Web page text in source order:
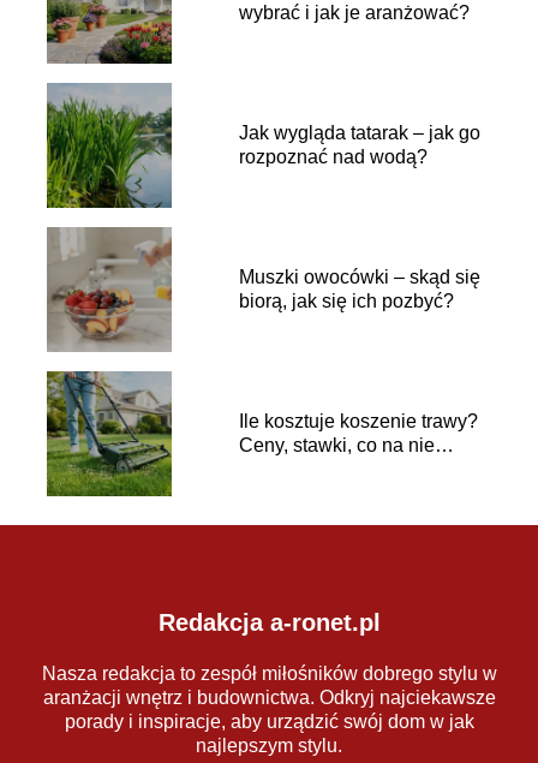
wybrać i jak je aranżować?
Jak wygląda tatarak – jak go
rozpoznać nad wodą?
Muszki owocówki – skąd się
biorą, jak się ich pozbyć?
Ile kosztuje koszenie trawy?
Ceny, stawki, co na nie
Redakcja a-ronet.pl
Nasza redakcja to zespół miłośników dobrego stylu w
aranżacji wnętrz i budownictwa. Odkryj najciekawsze
porady i inspiracje, aby urządzić swój dom w jak
najlepszym stylu.